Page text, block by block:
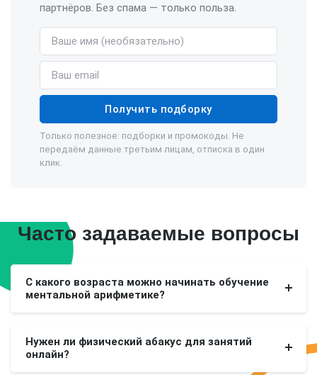
партнёров. Без спама — только польза.
Имя (необязательно)
Email
Получить подборку
Только полезное: подборки и промокоды. Не
передаём данные третьим лицам, отписка в один
клик.
Часто задаваемые вопросы
С какого возраста можно начинать обучение
ментальной арифметике?
Нужен ли физический абакус для занятий
онлайн?